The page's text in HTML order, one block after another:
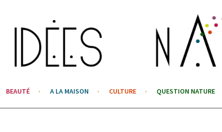
BEAUTÉ A LA MAISON CULTURE QUESTION NATURE